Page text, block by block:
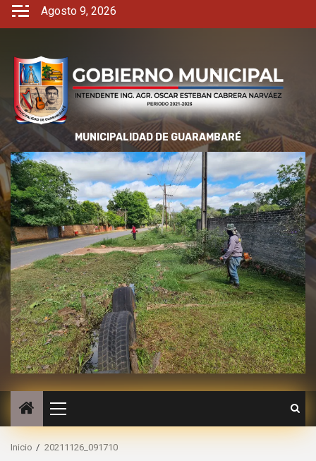
Agosto 9, 2026
MUNICIPALIDAD DE GUARAMBARÉ
Inicio 20211126_091710